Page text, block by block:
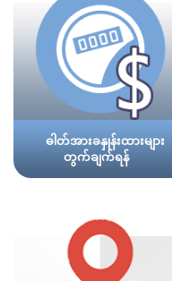
ဓါတ်အားခနှုန်းထားများ
တွက်ချက်ရန်